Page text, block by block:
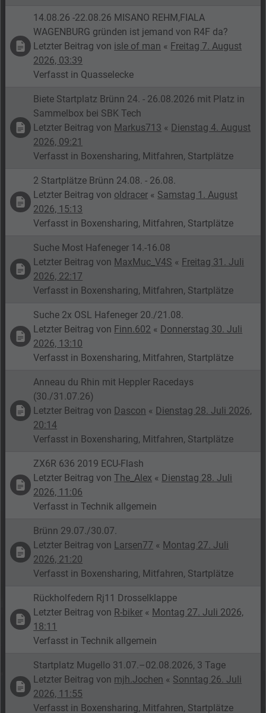
14.08.26 -22.08.26 MISANO REHM,FIALA
WAGENBURG gründen ist jemand von R4F da?
Letzter Beitrag von isle of man « Freitag 7. August
2026, 03:39
Verfasst in Quasselecke
Biete Startplatz Brünn 24. - 26.08.2026 mit Platz in
Sammelbox bei SBK Tech
Letzter Beitrag von Markus713 « Dienstag 4. August
2026, 09:21
Verfasst in Boxensharing, Mitfahren, Startplätze
2 Startplätze Brünn 24.08. - 26.08.
Letzter Beitrag von oldracer « Samstag 1. August
2026, 15:13
Verfasst in Boxensharing, Mitfahren, Startplätze
Suche Most Hafeneger 14.-16.08
Letzter Beitrag von MaxMuc_V4S « Freitag 31. Juli
2026, 22:17
Verfasst in Boxensharing, Mitfahren, Startplätze
Suche 2x OSL Hafeneger 20./21.08.
Letzter Beitrag von Finn.602 « Donnerstag 30. Juli
2026, 13:10
Verfasst in Boxensharing, Mitfahren, Startplätze
Anneau du Rhin mit Heppler Racedays
(30./31.07.26)
Letzter Beitrag von Dascon « Dienstag 28. Juli 2026,
20:14
Verfasst in Boxensharing, Mitfahren, Startplätze
ZX6R 636 2019 ECU-Flash
Letzter Beitrag vonThe_Alex « Dienstag 28. Juli
2026, 11:06
Verfasst inTechnik allgemein
Brünn 29.07./30.07.
Letzter Beitrag von Larsen77 « Montag 27. Juli
2026, 21:20
Verfasst in Boxensharing, Mitfahren, Startplätze
Rückholfedern Rj11 Drosselklappe
Letzter Beitrag von R-biker « Montag 27. Juli 2026,
18:11
Verfasst inTechnik allgemein
Startplatz Mugello 31.07.–02.08.2026, 3 Tage
Letzter Beitrag von mjh.Jochen « Sonntag 26. Juli
2026, 11:55
Verfasst in Boxensharing, Mitfahren, Startplätze